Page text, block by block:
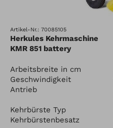
Artikel-Nr.: 70085105
Herkules Kehrmaschine
KMR 851 battery
Arbeitsbreite in cm
Geschwindigkeit
Antrieb
Kehrbürste Typ
Kehrbürstenbesatz